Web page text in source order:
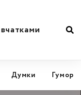
Думки Гумор